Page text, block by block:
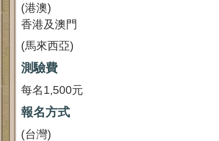
(港澳)
香港及澳門
(馬來西亞)
測驗費
每名1,500元
報名方式
(台灣)